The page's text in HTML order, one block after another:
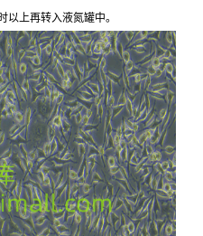
上再转入液氮罐中。